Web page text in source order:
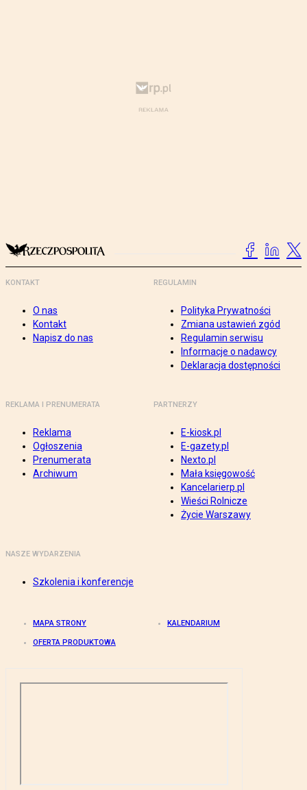
KONTAKT
O nas
Kontakt
Napisz do nas
REGULAMIN
Polityka Prywatności
Zmiana ustawień zgód
Regulamin serwisu
Informacje o nadawcy
Deklaracja dostępności
REKLAMA I PRENUMERATA
Reklama
Ogłoszenia
Prenumerata
Archiwum
PARTNERZY
E-kiosk.pl
E-gazety.pl
Nexto.pl
Mała księgowość
Kancelarierp.pl
Wieści Rolnicze
Życie Warszawy
NASZE WYDARZENIA
Szkolenia i konferencje
MAPA STRONY KALENDARIUM
OFERTA PRODUKTOWA